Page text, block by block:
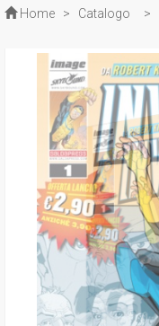
Home > Catalogo >